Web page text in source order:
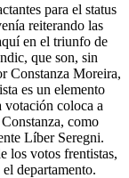
para el status
reiterando las
en el triunfo de
que son, sin
Constanza Moreira,
es un elemento
votación coloca a
como
Líber Seregni.
los votos frentistas,
departamento.